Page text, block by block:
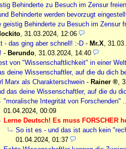
Behinderte zu Besuch im Zensur
Behinderte werden bevorzugt
geistig Behinderte zu Besuch im Zensur
31.03.2024, 12:06
- das ging aber schnell! :-D - Mr.X
- Berundo 31.03.2024, 14:40
von "Wissenschaftlichkeit" in einer
deine Wissenschaftler, auf die du dich
Marx als Charakterschwein - Rainer
das deine Wissenschaftler, auf die du
"moralische Integrität von Forschenden"
01.04.2024, 00:09
Lerne Deutsch! Es muss FORSCHER
So ist es - und das ist auch kein
01.04.2024, 01:37